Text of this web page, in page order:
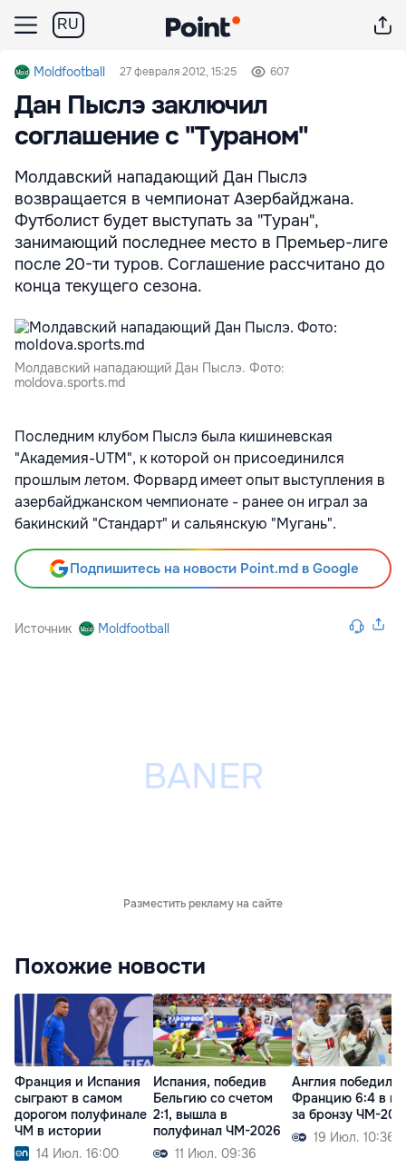
RU
Moldfootball 27 февраля 2012, 15:25 607
Дан Пыслэ заключил
соглашение с "Тураном"
Молдавский нападающий Дан Пыслэ
возвращается в чемпионат Азербайджана.
Футболист будет выступать за "Туран",
занимающий последнее место в Премьер-лиге
после 20-ти туров. Соглашение рассчитано до
конца текущего сезона.
Молдавский нападающий Дан Пыслэ. Фото:
moldova.sports.md
Последним клубом Пыслэ была кишиневская
"Академия-UTM", к которой он присоединился
прошлым летом. Форвард имеет опыт выступления в
азербайджанском чемпионате - ранее он играл за
бакинский "Стандарт" и сальянскую "Мугань".
Подпишитесь на новости Point.md в Google
Источник Moldfootball
Разместить рекламу на сайте
Похожие новости
Франция и Испания
сыграют в самом
дорогом полуфинале
ЧМ в истории
14 Июл. 16:00
Испания, победив
Бельгию со счетом
2:1, вышла в
полуфинал ЧМ-2026
11 Июл. 09:36
Англия победила
Францию 6:4 в
за бронзу ЧМ-
19 Июл. 10:36